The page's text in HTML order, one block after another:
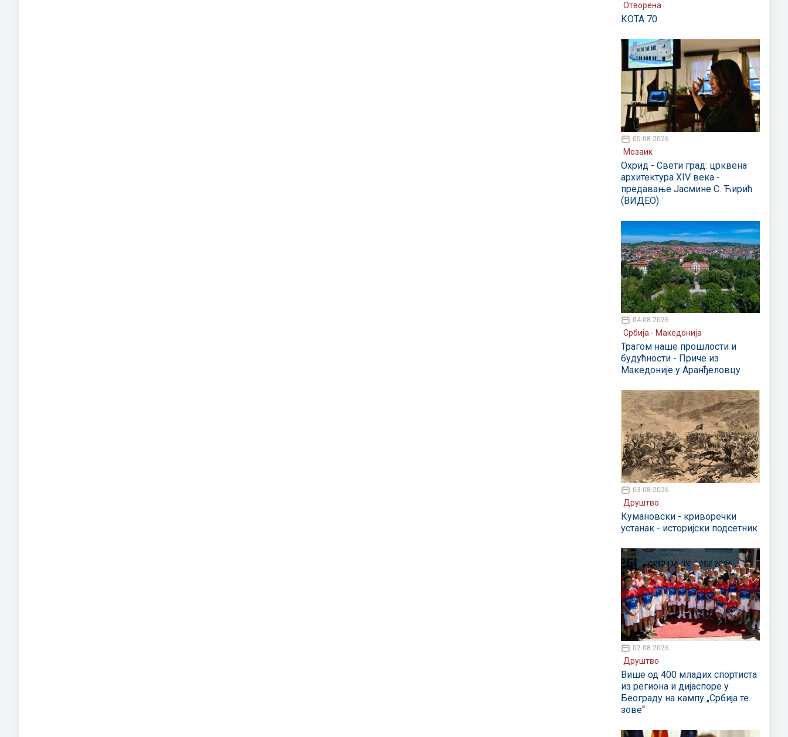
Отворена
КОТА 70
05.08.2026
Мозаик
Охрид - Свети град: црквена
архитектура XIV века -
предавање Јасмине С. Ћирић
(ВИДЕО)
04.08.2026
Србија - Македонија
Трагом наше прошлости и
будућности - Приче из
Македоније у Аранђеловцу
03.08.2026
Друштво
Кумановски - криворечки
устанак - историјски подсетник
02.08.2026
Друштво
Више од 400 младих спортиста
из региона и дијаспоре у
Београду на кампу „Србија те
зове“